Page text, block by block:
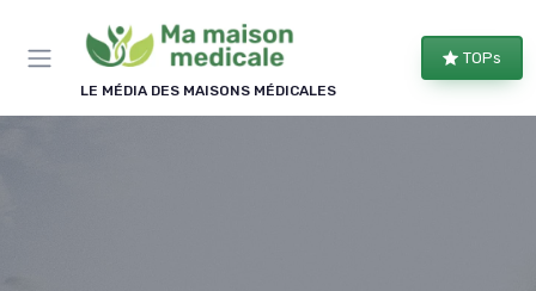
LE MÉDIA DES MAISONS MÉDICALES
TOPs
×
REJOIGNEZ LE CLUB